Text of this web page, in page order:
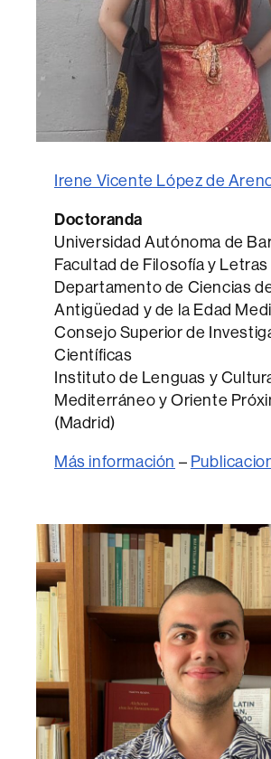
Irene Vicente López de
Doctoranda
Universidad Autónoma de
Facultad de Filosofía y Letras
Departamento de Ciencias
Antigüedad y de la Edad
Consejo Superior de
Científicas
Instituto de Lenguas y
Mediterráneo y Oriente
(Madrid)
Más información –